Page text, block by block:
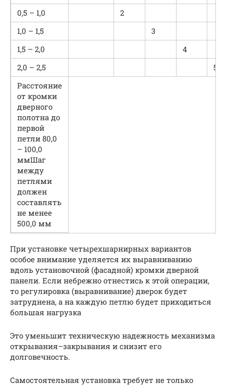
0,5 – 1,0
2
1,0 – 1,5
3
1,5 – 2,0
4
2,0 – 2,5
5
Расстояние
от кромки
дверного
полотна до
первой
петли 80,0
– 100,0
ммШаг
между
петлями
должен
составлять
не менее
500,0 мм
При установке четырехшарнирных вариантов
особое внимание уделяется их выравниванию
вдоль установочной (фасадной) кромки дверной
панели. Если небрежно отнестись к этой операции,
то регулировка (выравнивание) дверок будет
затруднена, а на каждую петлю будет приходиться
большая нагрузка
Это уменьшит техническую надежность механизма
открывания–закрывания и снизит его
долговечность.
Самостоятельная установка требует не только